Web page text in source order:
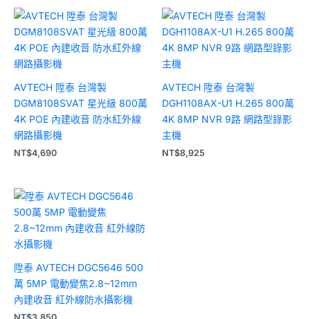
AVTECH 陞泰 台灣製
DGM8108SVAT 星光級 800萬
4K POE 內建收音 防水紅外線
網路攝影機
NT$4,690
AVTECH 陞泰 台灣製
DGH1108AX-U1 H.265 800萬
4K 8MP NVR 9路 網路型錄影
主機
NT$8,925
陞泰 AVTECH DGC5646 500
萬 5MP 電動變焦2.8~12mm
內建收音 紅外線防水攝影機